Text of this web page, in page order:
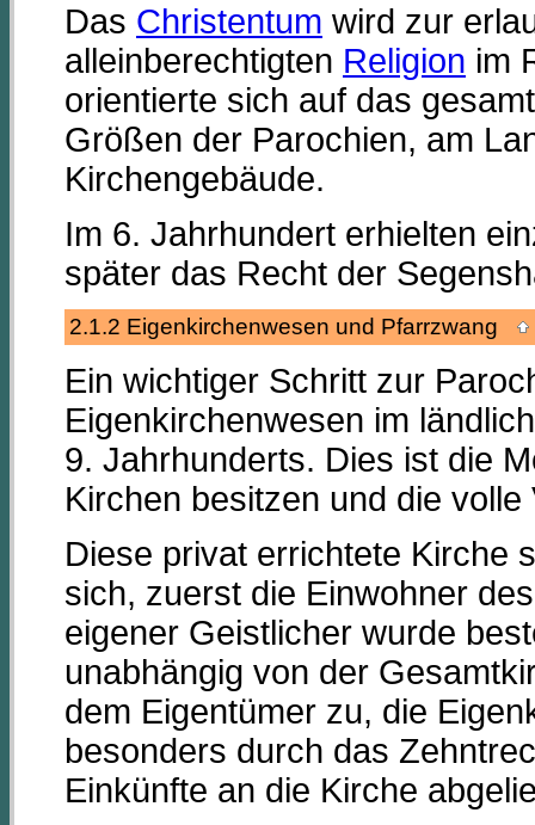
Das Christentum wird zur
alleinberechtigten Religion im
orientierte sich auf das
Größen der Parochien, am
Kirchengebäude.
Im 6. Jahrhundert erhielten
später das Recht der
2.1.2 Eigenkirchenwesen und Pfarrzwang
Ein wichtiger Schritt zur
Eigenkirchenwesen im
9. Jahrhunderts. Dies ist die
Kirchen besitzen und die
Diese privat errichtete Kirche
sich, zuerst die Einwohner
eigener Geistlicher wurde
unabhängig von der
dem Eigentümer zu, die
besonders durch das
Einkünfte an die Kirche